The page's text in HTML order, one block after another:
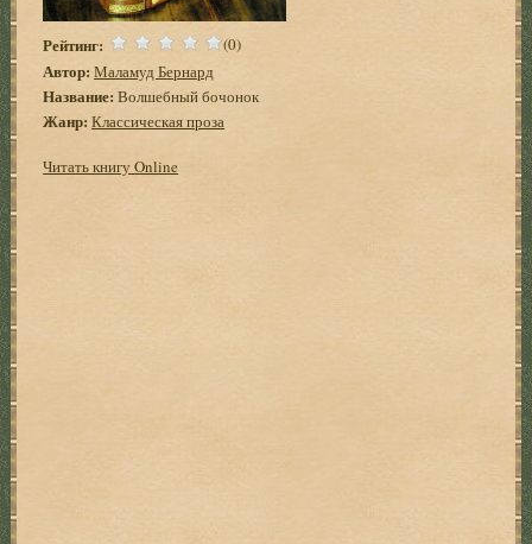
Рейтинг: (0)
Автор: Маламуд Бернард
Название: Волшебный бочонок
Жанр: Классическая проза
Читать книгу Online